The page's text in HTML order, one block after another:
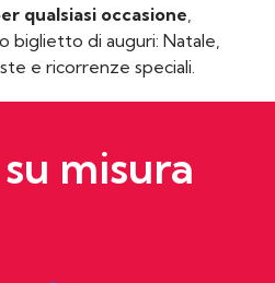
qualsiasi occasione
biglietto di auguri: Natale,
e ricorrenze speciali.
misura